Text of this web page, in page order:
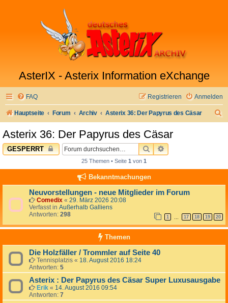
AsterIX - Asterix Information eXchange
FAQ Anmelden
Registrieren
Hauptseite Forum Archiv Asterix 36: Der Papyrus des Cäsar
Asterix 36: Der Papyrus des Cäsar
GESPERRT SUCHEERWEITERTE
25 Themen • Seite 1 von 1
Bekanntmachungen
Neuvorstellungen - neue Mitglieder im Forum
Comedix « 29. März 2026 20:08
Verfasst in Außerhalb Galliens
Antworten: 298 1 … 17 18 19 20
Themen
Die Holzfäller / Trommler auf Seite 40
Tennisplatzis « 18. August 2016 18:24
Antworten: 5
Asterix : Der Papyrus des Cäsar Super Luxusausgabe
Erik « 14. August 2016 09:54
Antworten: 7